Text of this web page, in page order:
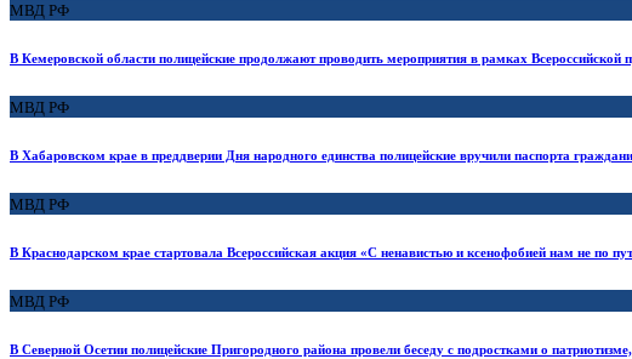
МВД РФ
В Кемеровской области полицейские продолжают проводить мероприятия в рамках Всероссийской
МВД РФ
В Хабаровском крае в преддверии Дня народного единства полицейские вручили паспорта
МВД РФ
В Краснодарском крае стартовала Всероссийская акция «С ненавистью и ксенофобией нам не по
МВД РФ
В Северной Осетии полицейские Пригородного района провели беседу с подростками о